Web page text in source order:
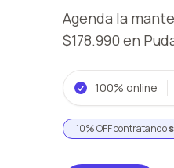
Agenda la
$178.990 en
100% online
10% OFF contratando